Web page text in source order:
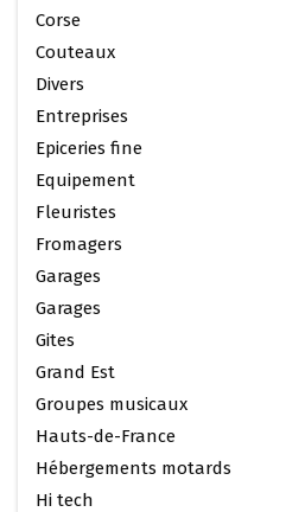
Corse
Couteaux
Divers
Entreprises
Epiceries fine
Equipement
Fleuristes
Fromagers
Garages
Garages
Gites
Grand Est
Groupes musicaux
Hauts-de-France
Hébergements motards
Hi tech